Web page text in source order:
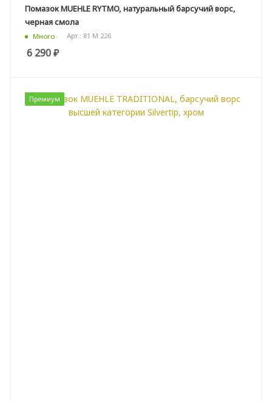
Помазок MUEHLE RYTMO, натуральный барсучий ворс,
черная смола
Много Арт.: 81 M 226
6 290₽
Премиум